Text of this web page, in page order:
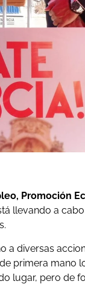
Promoción
llevando a
a diversas
primera mano
lugar, pero de